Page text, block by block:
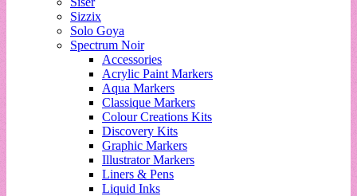
Sizzix
Solo Goya
Spectrum Noir
Accessories
Acrylic Paint Markers
Aqua Markers
Classique Markers
Colour Creations Kits
Discovery Kits
Graphic Markers
Illustrator Markers
Liners & Pens
Liquid Inks